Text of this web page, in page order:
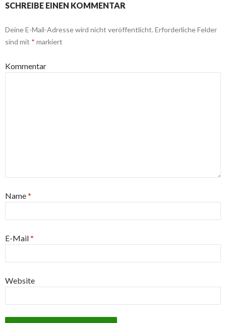
SCHREIBE EINEN KOMMENTAR
Deine E-Mail-Adresse wird nicht veröffentlicht. Erforderliche Felder
sind mit * markiert
Kommentar
Name*
E-Mail*
Website